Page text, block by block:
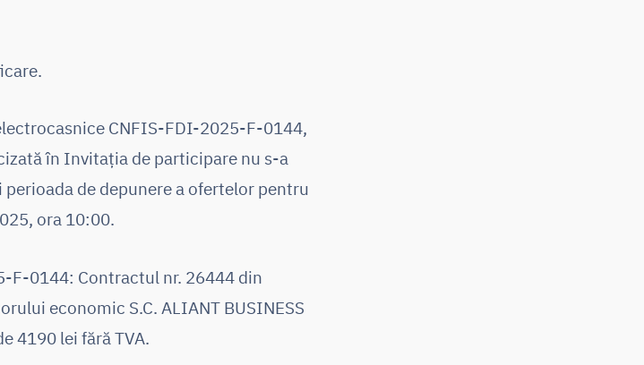
CNFIS-FDI-2025-F-0144,
în Invitația de participare nu s-a
de depunere a ofertelor pentru
ora 10:00.
F-0144: Contractul nr. 26444 din
economic S.C. ALIANT BUSINESS
4190 lei fără TVA.